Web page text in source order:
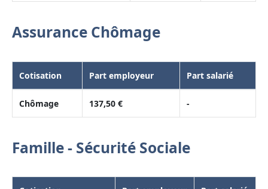
Assurance Chômage
Cotisation Part employeur Part salarié
Chômage 137,50 € -
Famille - Sécurité Sociale